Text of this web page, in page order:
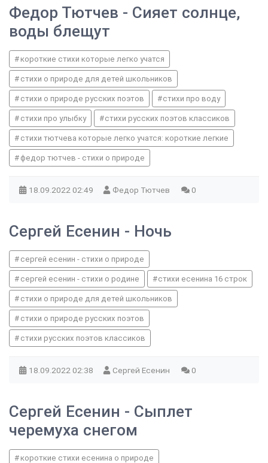
Федор Тютчев - Сияет солнце,
воды блещут
короткие стихи которые легко учатся
стихи о природе для детей школьников
стихи о природе русских поэтов стихи про воду
стихи про улыбку стихи русских поэтов классиков
стихи тютчева которые легко учатся: короткие легкие
федор тютчев - стихи о природе
18.09.2022 02:49 Федор Тютчев 0
Сергей Есенин - Ночь
сергей есенин - стихи о природе
сергей есенин - стихи о родине стихи есенина 16 строк
стихи о природе для детей школьников
стихи о природе русских поэтов
стихи русских поэтов классиков
18.09.2022 02:38 Сергей Есенин 0
Сергей Есенин - Сыплет
черемуха снегом
короткие стихи есенина о природе